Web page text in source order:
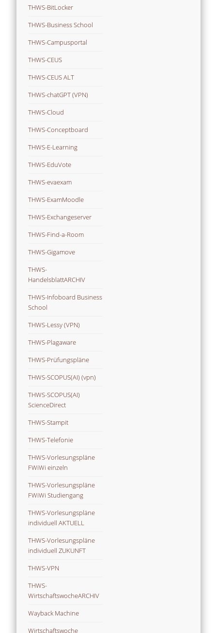
THWS-BitLocker
THWS-Business School
THWS-Campusportal
THWS-CEUS
THWS-CEUS ALT
THWS-chatGPT (VPN)
THWS-Cloud
THWS-Conceptboard
THWS-E-Learning
THWS-EduVote
THWS-evaexam
THWS-ExamMoodle
THWS-Exchangeserver
THWS-Find-a-Room
THWS-Gigamove
THWS-
HandelsblattARCHIV
THWS-Infoboard Business
School
THWS-Lessy (VPN)
THWS-Plagaware
THWS-Prüfungspläne
THWS-SCOPUS(AI) (vpn)
THWS-SCOPUS(AI)
ScienceDirect
THWS-Stampit
THWS-Telefonie
THWS-Vorlesungspläne
FWiWi einzeln
THWS-Vorlesungspläne
FWiWi Studiengang
THWS-Vorlesungspläne
individuell AKTUELL
THWS-Vorlesungspläne
individuell ZUKUNFT
THWS-VPN
THWS-
WirtschaftswocheARCHIV
Wayback Machine
Wirtschaftswoche